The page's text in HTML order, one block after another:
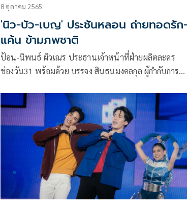
8 ตุลาคม 2565
'นิว-บัว-เบญ' ประชันหลอน ถ่ายทอดรัก-
แค้น ข้ามภพชาติ
ป้อน-นิพนธ์ ผิวเณร ประธานเจ้าหน้าที่ฝ่ายผลิตละคร
ช่องวัน31 พร้อมด้วย บรรจง สินธนมงคลกุล ผู้กำกับการ
เหล่านักแสดงและทีมงาน ทำพิธีบวงสรวงเพื่อความเป็น
สิริมงคล กับละคร มณีพิศวาส เรื่องราวความรัก ความแค้น
ข้ามภพชาติ